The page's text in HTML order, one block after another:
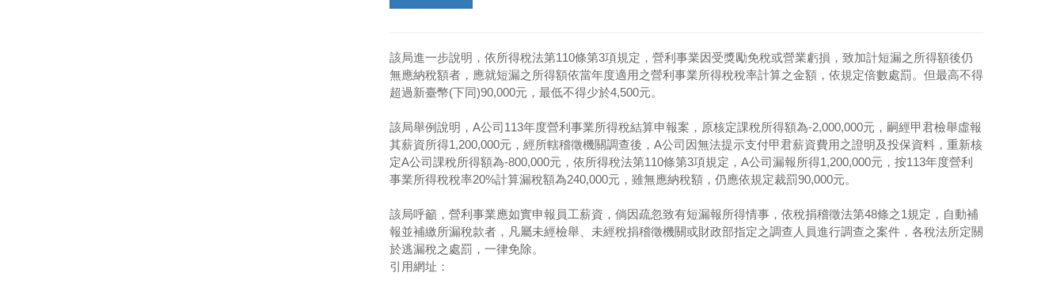
該局進一步說明，依所得稅法第110條第3項規定，營利事業因受獎勵免稅或營業虧損，致加計短漏之所得額後仍
無應納稅額者，應就短漏之所得額依當年度適用之營利事業所得稅稅率計算之金額，依規定倍數處罰。但最高不得
超過新臺幣(下同)90,000元，最低不得少於4,500元。
該局舉例說明，A公司113年度營利事業所得稅結算申報案，原核定課稅所得額為-2,000,000元，嗣經甲君檢舉虛報
其薪資所得1,200,000元，經所轄稽徵機關調查後，A公司因無法提示支付甲君薪資費用之證明及投保資料，重新核
定A公司課稅所得額為-800,000元，依所得稅法第110條第3項規定，A公司漏報所得1,200,000元，按113年度營利
事業所得稅稅率20%計算漏稅額為240,000元，雖無應納稅額，仍應依規定裁罰90,000元。
該局呼籲，營利事業應如實申報員工薪資，倘因疏忽致有短漏報所得情事，依稅捐稽徵法第48條之1規定，自動補
報並補繳所漏稅款者，凡屬未經檢舉、未經稅捐稽徵機關或財政部指定之調查人員進行調查之案件，各稅法所定關
於逃漏稅之處罰，一律免除。
引用網址：